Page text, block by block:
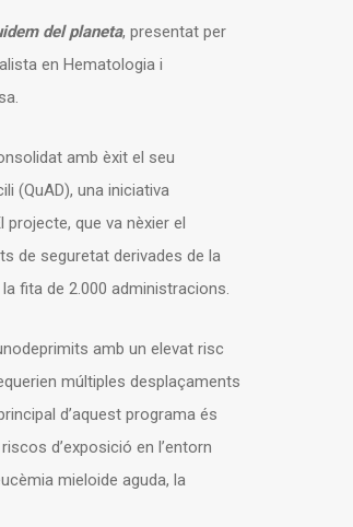
del planeta, presentat per
en Hematologia i
amb èxit el seu
(QuAD), una iniciativa
que va nèxier el
de seguretat derivades de la
fita de 2.000 administracions.
amb un elevat risc
múltiples desplaçaments
d’aquest programa és
d’exposició en l’entorn
mieloide aguda, la